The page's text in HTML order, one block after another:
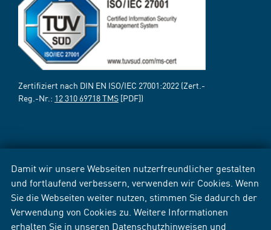
Damit wir unsere Webseiten nutzerfreundlicher gestalten
und fortlaufend verbessern, verwenden wir Cookies. Wenn
Sie die Webseiten weiter nutzen, stimmen Sie dadurch der
Verwendung von Cookies zu. Weitere Informationen
erhalten Sie in unseren Datenschutzhinweisen und
Zertifiziert nach DIN EN ISO/IEC 27001:2022 (Zert.-
Reg.-Nr.: 12 310 69718 TMS [PDF])